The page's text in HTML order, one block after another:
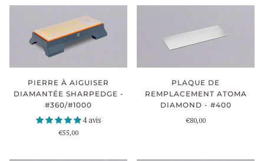
PIERRE À AIGUISER
DIAMANTÉE SHARPEDGE -
#360/#1000
4 avis
€55,00
PLAQUE DE
REMPLACEMENT ATOMA
DIAMOND - #400
€80,00